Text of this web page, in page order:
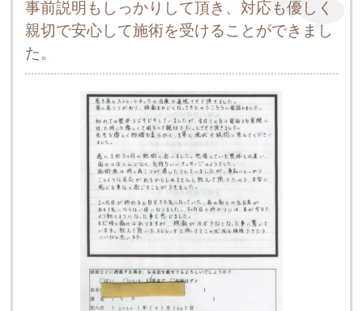
事前説明もしっかりして頂き、対応も優しく
親切で安心して施術を受けることができまし
た。